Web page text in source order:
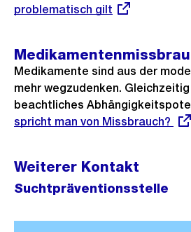
problematisch gilt
Medikamente sind aus der
mehr wegzudenken.
beachtliches
spricht man von Missbrauch?
Weiterer Kontakt
Suchtpräventionsstelle